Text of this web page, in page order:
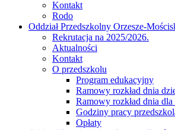
Kontakt
Rodo
Oddział Przedszkolny Orzesze-
Rekrutacja na 2025/2026.
Aktualności
Kontakt
O przedszkolu
Program edukacyjny
Ramowy rozkład dnia
Ramowy rozkład dnia
Godziny pracy
Opłaty